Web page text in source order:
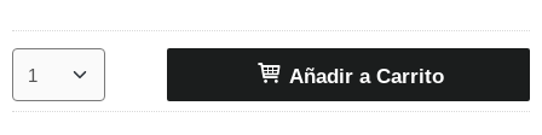
Añadir a Carrito